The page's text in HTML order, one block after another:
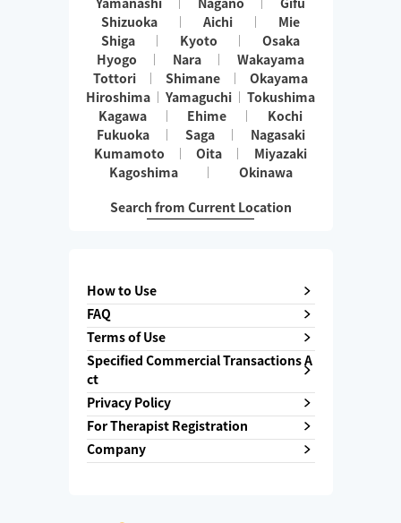
Shizuoka
Aichi
Mie
Shiga
Kyoto
Osaka
Hyogo
Nara
Wakayama
Tottori
Shimane
Okayama
Hiroshima
Yamaguchi
Tokushima
Kagawa
Ehime
Kochi
Fukuoka
Saga
Nagasaki
Kumamoto
Oita
Miyazaki
Kagoshima
Okinawa
Search from Current Location
How to Use
FAQ
Terms of Use
Specified Commercial Transactions A
ct
Privacy Policy
For Therapist Registration
Company